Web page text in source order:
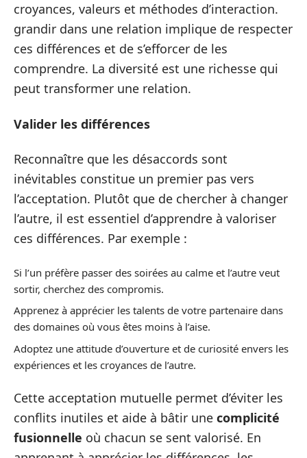
croyances, valeurs et méthodes d’interaction.
grandir dans une relation implique de respecter
ces différences et de s’efforcer de les
comprendre. La diversité est une richesse qui
peut transformer une relation.
Valider les différences
Reconnaître que les désaccords sont
inévitables constitue un premier pas vers
l’acceptation. Plutôt que de chercher à changer
l’autre, il est essentiel d’apprendre à valoriser
ces différences. Par exemple :
Si l’un préfère passer des soirées au calme et l’autre veut
sortir, cherchez des compromis.
Apprenez à apprécier les talents de votre partenaire dans
des domaines où vous êtes moins à l’aise.
Adoptez une attitude d’ouverture et de curiosité envers les
expériences et les croyances de l’autre.
Cette acceptation mutuelle permet d’éviter les
conflits inutiles et aide à bâtir une complicité
fusionnelle où chacun se sent valorisé. En